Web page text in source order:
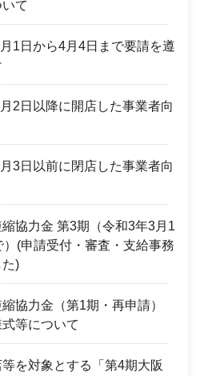
て
1日から4月4日まで要請を遵
2日以降に開店した事業者向
3日以前に閉店した事業者向
協力金 第3期（令和3年3月1
）(申請受付・審査・支給事務
)
協力金（第1期・再申請）
等について
を対象とする「第4期大阪